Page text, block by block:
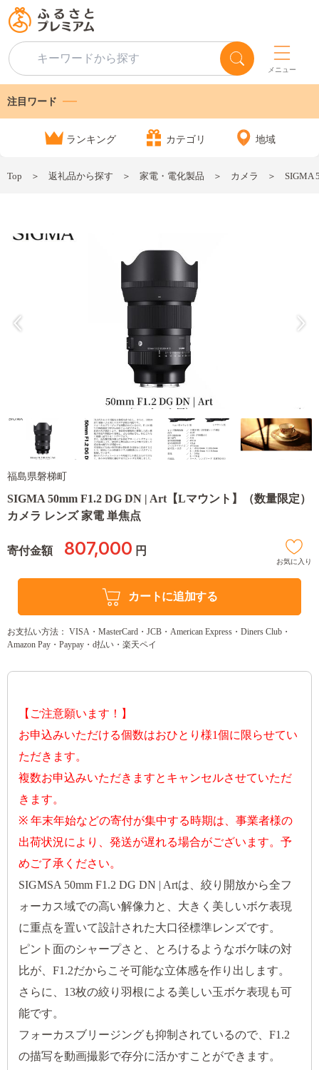
メニュー
注目ワード
ランキング カテゴリ 地域
Top 返礼品から探す 家電・電化製品 カメラ SIGMA
福島県磐梯町
SIGMA 50mm F1.2 DG DN | Art【Lマウント】（数量限定）
カメラ レンズ 家電 単焦点
寄付金額 807,000 円
お気に入り
カートに追加する
お支払い方法： VISA・MasterCard・JCB・American Express・Diners Club・
Amazon Pay・Paypay・d払い・楽天ペイ
【ご注意願います！】
お申込みいただける個数はおひとり様1個に限らせてい
ただきます。
複数お申込みいただきますとキャンセルさせていただ
きます。
※ 年末年始などの寄付が集中する時期は、事業者様の
出荷状況により、発送が遅れる場合がございます。予
めご了承ください。
SIGMSA 50mm F1.2 DG DN | Artは、絞り開放から全フ
ォーカス域での高い解像力と、大きく美しいボケ表現
に重点を置いて設計された大口径標準レンズです。
ピント面のシャープさと、とろけるようなボケ味の対
比が、F1.2だからこそ可能な立体感を作り出します。
さらに、13枚の絞り羽根による美しい玉ボケ表現も可
能です。
フォーカスブリージングも抑制されているので、F1.2
の描写を動画撮影で存分に活かすことができます。